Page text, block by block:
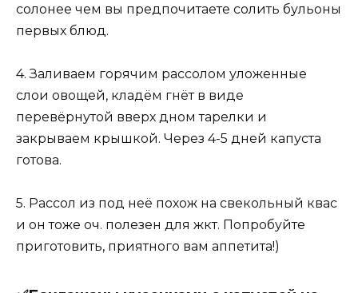
солонее чем вы предпочитаете солить бульоны
первых блюд.
4. Заливаем горячим рассолом уложенные
слои овощей, кладём гнёт в виде
перевёрнутой вверх дном тарелки и
закрываем крышкой. Через 4-5 дней капуста
готова.
5. Рассол из под неё похож на свекольный квас
и он тоже оч. полезен для жкт. Попробуйте
приготовить, приятного вам аппетита!)